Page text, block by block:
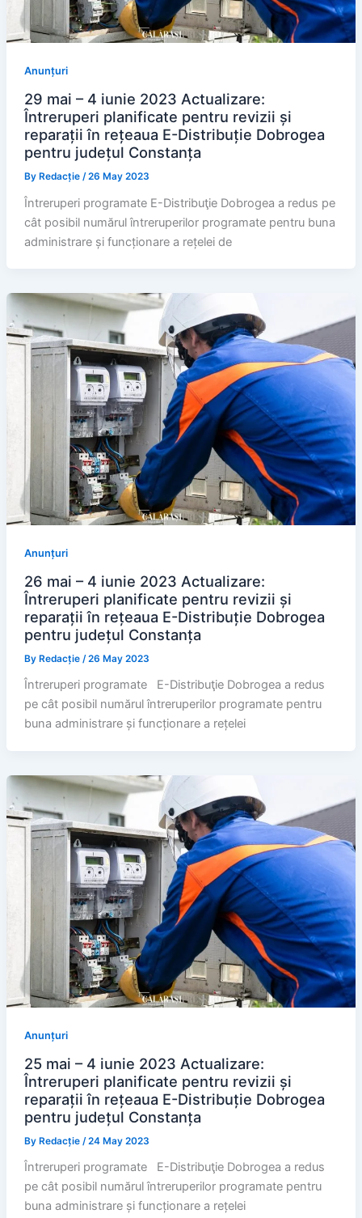
Anunțuri
29 mai – 4 iunie 2023 Actualizare:
Întreruperi planificate pentru revizii și
reparații în rețeaua E-Distribuție Dobrogea
pentru județul Constanța
By Redacție /26 May 2023
Întreruperi programate E-Distribuţie Dobrogea a redus pe
cât posibil numărul întreruperilor programate pentru buna
administrare și funcționare a rețelei de
Anunțuri
26 mai – 4 iunie 2023 Actualizare:
Întreruperi planificate pentru revizii și
reparații în rețeaua E-Distribuție Dobrogea
pentru județul Constanța
By Redacție /26 May 2023
Întreruperi programate E-Distribuţie Dobrogea a redus
pe cât posibil numărul întreruperilor programate pentru
buna administrare și funcționare a rețelei
Anunțuri
25 mai – 4 iunie 2023 Actualizare:
Întreruperi planificate pentru revizii și
reparații în rețeaua E-Distribuție Dobrogea
pentru județul Constanța
By Redacție /24 May 2023
Întreruperi programate E-Distribuţie Dobrogea a redus
pe cât posibil numărul întreruperilor programate pentru
buna administrare și funcționare a rețelei